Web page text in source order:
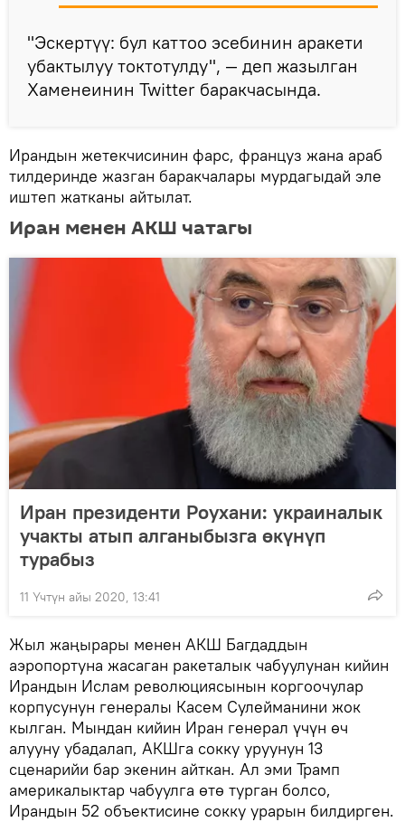
"Эскертүү: бул каттоо эсебинин аракети
убактылуу токтотулду", — деп жазылган
Хаменеинин Twitter баракчасында.
Ирандын жетекчисинин фарс, француз жана араб
тилдеринде жазган баракчалары мурдагыдай эле
иштеп жатканы айтылат.
Иран менен АКШ чатагы
Иран президенти Роухани: украиналык
учакты атып алганыбызга өкүнүп
турабыз
11 Үчтүн айы 2020, 13:41
Жыл жаңырары менен АКШ Багдаддын
аэропортуна жасаган ракеталык чабуулунан кийин
Ирандын Ислам революциясынын коргоочулар
корпусунун генералы Касем Сулейманини жок
кылган. Мындан кийин Иран генерал үчүн өч
алууну убадалап, АКШга сокку уруунун 13
сценарийи бар экенин айткан. Ал эми Трамп
америкалыктар чабуулга өтө турган болсо,
Ирандын 52 объектисине сокку урарын билдирген.